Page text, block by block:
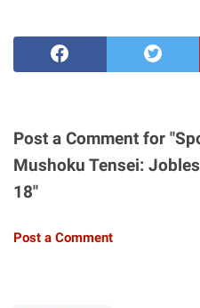
Post a Comment for
Mushoku Tensei:
18"
Post a Comment